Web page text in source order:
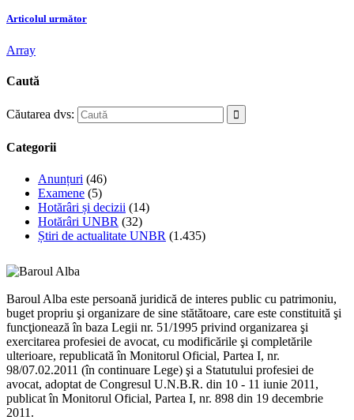
Articolul următor
Array
Caută
Căutarea dvs:
Categorii
Anunțuri (46)
Examene (5)
Hotărâri și decizii (14)
Hotărâri UNBR (32)
Știri de actualitate UNBR (1.435)
Baroul Alba este persoană juridică de interes public cu patrimoniu,
buget propriu şi organizare de sine stătătoare, care este constituită şi
funcţionează în baza Legii nr. 51/1995 privind organizarea şi
exercitarea profesiei de avocat, cu modificările şi completările
ulterioare, republicată în Monitorul Oficial, Partea I, nr.
98/07.02.2011 (în continuare Lege) şi a Statutului profesiei de
avocat, adoptat de Congresul U.N.B.R. din 10 - 11 iunie 2011,
publicat în Monitorul Oficial, Partea I, nr. 898 din 19 decembrie
2011.